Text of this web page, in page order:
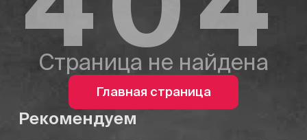
Страница не найдена
Главная страница
Рекомендуем